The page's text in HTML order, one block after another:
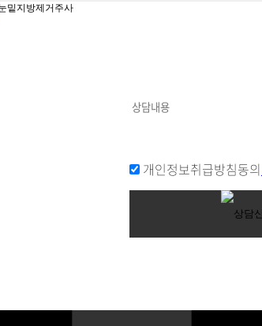
개인정보취급방침동의